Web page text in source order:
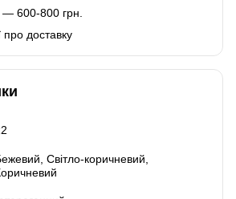
600-800 грн.
про доставку
Світло-коричневий,